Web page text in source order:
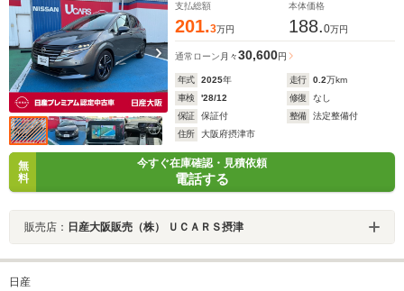
支払総額
201.3万円
本体価格
188.0万円
通常ローン 月々30,600円
年式 2025年 走行 0.2万km
車検
'28/12 修復
なし
保証
保証付 整備
法定整備付
住所
大阪府摂津市
無
料
今すぐ在庫確認・見積依頼
電話する
販売店： 日産大阪販売（株） ＵＣＡＲＳ摂津
日産